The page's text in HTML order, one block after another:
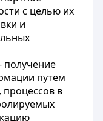
с целью их
и
получение
путем
процессов в